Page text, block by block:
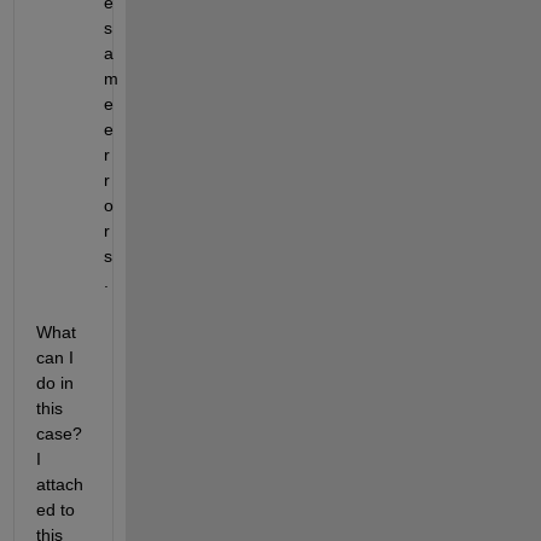
s
a
m
e
e
r
r
o
r
s
What
can I
do in
this
case?
I
attach
ed to
this